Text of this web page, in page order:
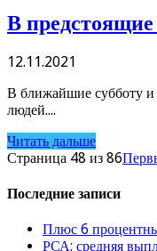
В предстоящие
12.11.2021
В ближайшие субботу и
людей....
Читать дальше
Страница 48 из 86
Последние записи
Плюс 6
РСА: средняя